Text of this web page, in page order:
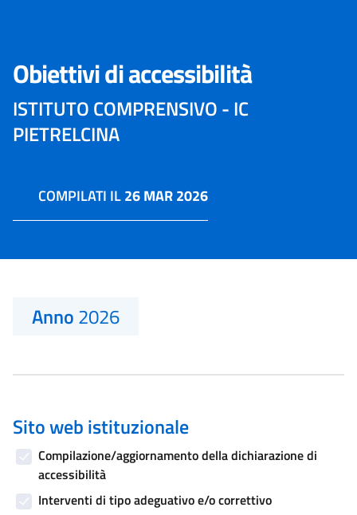
Obiettivi di accessibilità
ISTITUTO COMPRENSIVO - IC
PIETRELCINA
COMPILATI IL26 MAR 2026
Anno2026
Sito web istituzionale
Compilazione/aggiornamento della dichiarazione di
accessibilità
Interventi di tipo adeguativo e/o correttivo